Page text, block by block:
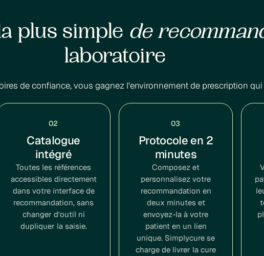
plus simple de
laboratoire
de confiance, vous gagnez l'environnement de prescription
02
Catalogue
intégré
Toutes les références
accessibles directement
dans votre interface de
recommandation, sans
changer d'outil ni
dupliquer la saisie.
03
Protocole en 2
minutes
Composez et
personnalisez votre
recommandation en
deux minutes et
envoyez-la à votre
patient en un lien
unique. Simplycure se
charge de livrer la cure